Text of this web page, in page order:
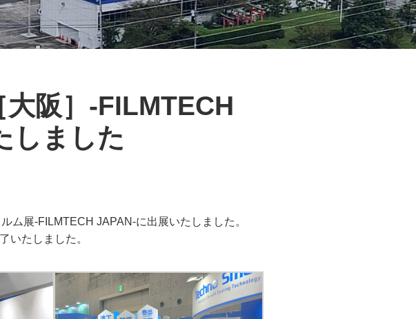
阪］-FILMTECH
しました
ム展-FILMTECH JAPAN-に出展いたしました。
いたしました。